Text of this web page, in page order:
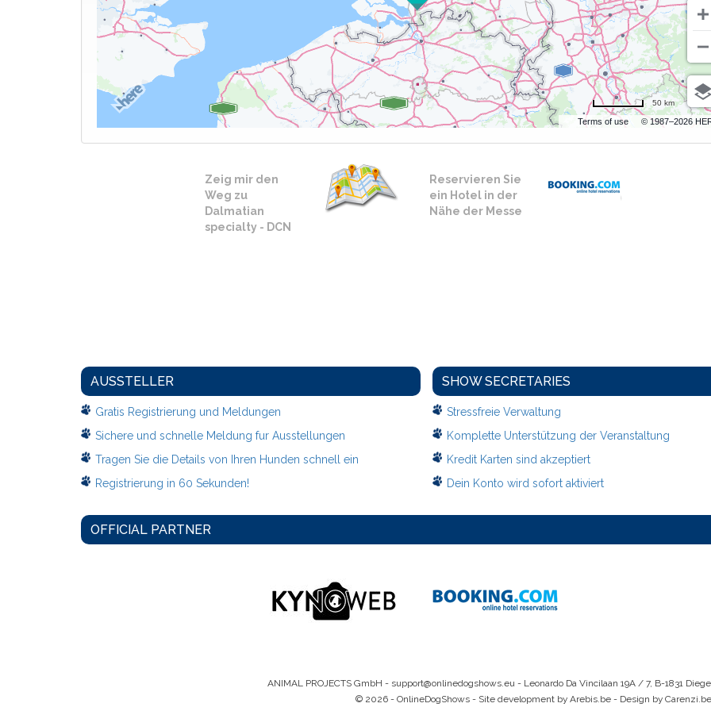
Terms of use © 1987–2026
50 km
Zeig mir den
Weg zu
Dalmatian
specialty - DCN
Reservieren Sie
ein Hotel in der
Nähe der Messe
AUSSTELLER
Gratis Registrierung und Meldungen
Sichere und schnelle Meldung fur Ausstellungen
Tragen Sie die Details von Ihren Hunden schnell ein
Registrierung in 60 Sekunden!
SHOW SECRETARIES
Stressfreie Verwaltung
Komplette Unterstützung der Veranstaltung
Kredit Karten sind akzeptiert
Dein Konto wird sofort aktiviert
OFFICIAL PARTNER
ANIMAL PROJECTS GmbH - support@onlinedogshows.eu- Leonardo Da Vincilaan 19A / 7, B-1831
© 2026 - OnlineDogShows - Site development by Arebis.be - Design by Carenzi.be